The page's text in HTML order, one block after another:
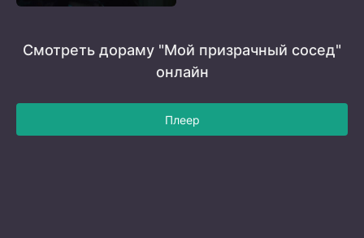
Смотреть дораму "Мой призрачный сосед"
онлайн
Плеер